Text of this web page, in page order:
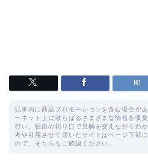
記事内に商品プロモーションを含む場合が
ーネット上に散らばるさまざまな情報を収
行い、独自の切り口で見解を交えながらわ
考や引用させて頂いたサイトはページ下部
ので、そちらもご確認ください。